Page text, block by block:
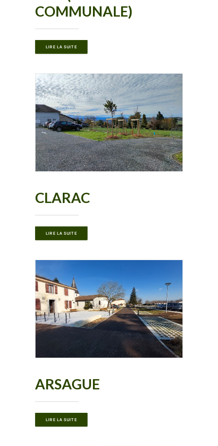
COMMUNALE)
LIRE LA SUITE
CLARAC
LIRE LA SUITE
ARSAGUE
LIRE LA SUITE